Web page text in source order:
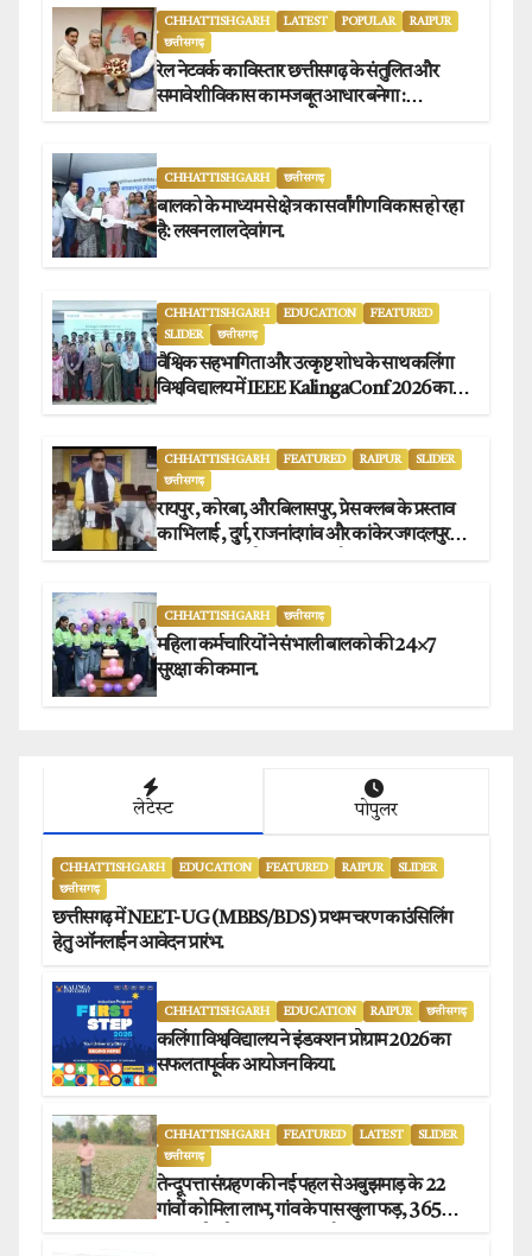
CHHATTISHGARH LATEST POPULAR
RAIPUR
छत्तीसगढ़
रेल नेटवर्क का विस्तार छत्तीसगढ़ के संतुलित और
समावेशी विकास का मजबूत आधार बनेगा :
CHHATTISHGARH छत्तीसगढ़
बालको के माध्यम से क्षेत्र का सर्वांगीण विकास हो रहा
है: लखन लाल देवांगन.
CHHATTISHGARH EDUCATION
FEATURED
SLIDER
छत्तीसगढ़
वैश्विक सहभागिता और उत्कृष्ट शोध के साथ कलिंगा
विश्वविद्यालय में IEEE KalingaConf 2026 का
CHHATTISHGARH FEATURED RAIPUR
SLIDER
छत्तीसगढ़
रायपुर , कोरबा, और बिलासपुर, प्रेस क्लब के प्रस्ताव
का भिलाई , दुर्ग, राजनांदगांव और कांकेर जगदलपुर
CHHATTISHGARH छत्तीसगढ़
महिला कर्मचारियों ने संभाली बालको की 24×7
सुरक्षा की कमान.
लेटेस्ट पोपुलर
CHHATTISHGARH EDUCATION FEATURED RAIPUR
SLIDER
छत्तीसगढ़
छत्तीसगढ़ में NEET-UG (MBBS/BDS) प्रथम चरण काउंसिलिंग
हेतु ऑनलाईन आवेदन प्रारंभ.
CHHATTISHGARH EDUCATION RAIPUR छत्तीसगढ़
कलिंगा विश्वविद्यालय ने इंडक्शन प्रोग्राम 2026 का
सफलतापूर्वक आयोजन किया.
CHHATTISHGARH FEATURED LATEST
SLIDER
छत्तीसगढ़
तेन्दूपत्ता संग्रहण की नई पहल से अबुझमाड़ के 22
गांवों को मिला लाभ, गांव के पास खुला फड़, 365